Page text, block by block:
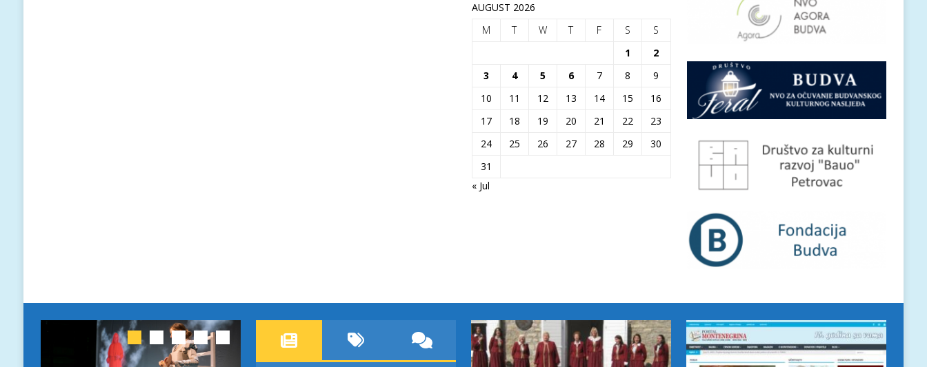
AUGUST 2026
M
T W T F S
S
1
2
3
4 5 6 7 8
9
10
11 12 13 14 15
16
17
18 19 20 21 22
23
24
25 26 27 28 29
30
31
« Jul